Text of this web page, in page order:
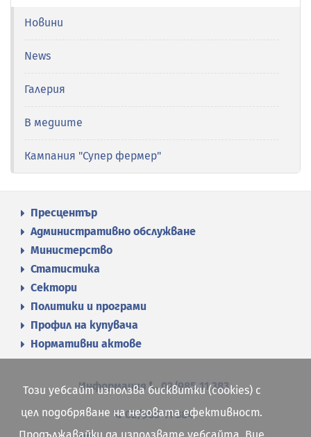
Новини
News
Галерия
В медиите
Кампания "Супер фермер"
Пресцентър
Административно обслужване
Министерство
Статистика
Сектори
Политики и програми
Профил на купувача
Нормативни актове
Информация 02/985 11 383
02/985 11 384
Този уебсайт използва бисквитки (cookies) с
цел подобряване на неговата ефективност.